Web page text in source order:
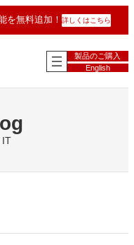
を無料追加！ 詳しくはこちら
製品のご購入
English
IT